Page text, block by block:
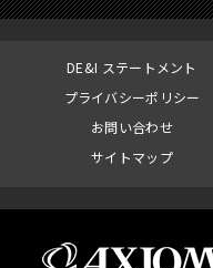
DE&I ステートメント
プライバシーポリシー
お問い合わせ
サイトマップ